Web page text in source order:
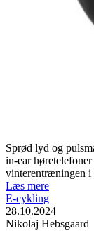
Sprød lyd og
in-ear
vinterentræningen i
Læs mere
E-cykling
28.10.2024
Nikolaj Hebsgaard